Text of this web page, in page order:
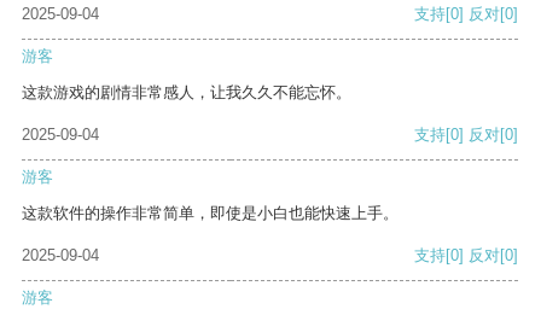
2025-09-04 支持[0] 反对[0]
游客
这款游戏的剧情非常感人，让我久久不能忘怀。
2025-09-04 支持[0] 反对[0]
游客
这款软件的操作非常简单，即使是小白也能快速上手。
2025-09-04 支持[0] 反对[0]
游客